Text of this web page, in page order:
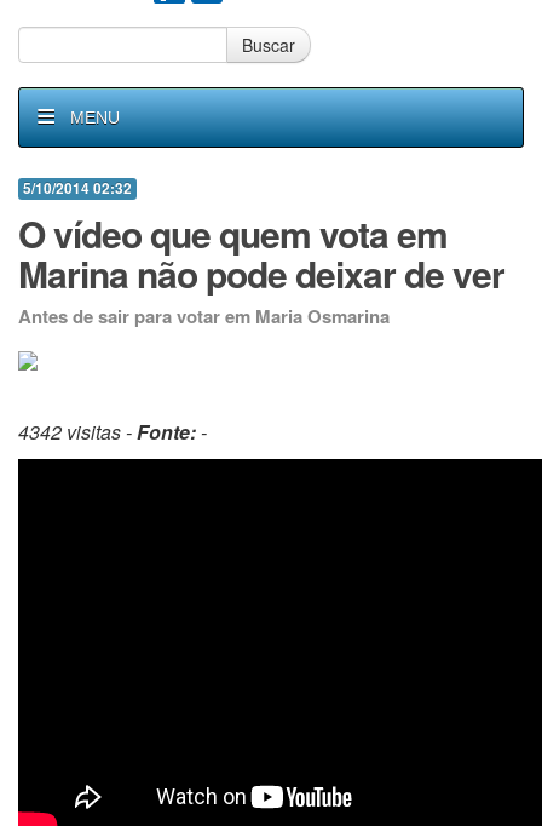
Buscar
MENU
5/10/2014 02:32
O vídeo que quem vota em
Marina não pode deixar de ver
Antes de sair para votar em Maria Osmarina
4342 visitas -Fonte:-